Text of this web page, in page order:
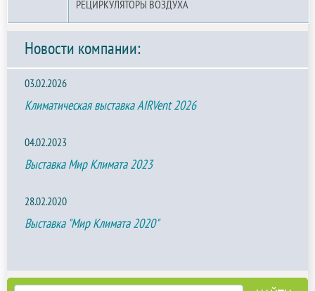
РЕЦИРКУЛЯТОРЫ ВОЗДУХА
Новости компании:
03.02.2026
Климатическая выставка AIRVent 2026
04.02.2023
Выставка Мир Климата 2023
28.02.2020
Выставка "Мир Климата 2020"